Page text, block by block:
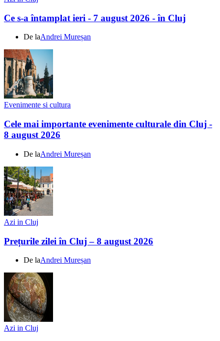
Ce s-a întamplat ieri - 7 august 2026 - în Cluj
De laAndrei Mureșan
Evenimente si cultura
Cele mai importante evenimente culturale din Cluj -
8 august 2026
De laAndrei Mureșan
Azi in Cluj
Prețurile zilei în Cluj – 8 august 2026
De laAndrei Mureșan
Azi in Cluj